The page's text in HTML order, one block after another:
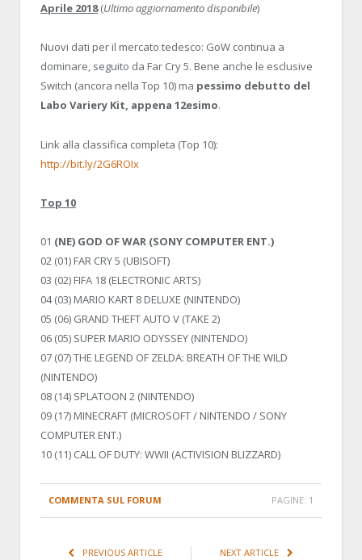
Aprile 2018(Ultimo aggiornamento disponibile)
Nuovi dati per il mercato tedesco: GoW continua a
dominare, seguito da Far Cry 5. Bene anche le esclusive
Switch (ancora nella Top 10) ma pessimo debutto del
Labo Variery Kit, appena 12esimo.
Link alla classifica completa (Top 10):
http://bit.ly/2G6ROIx
Top 10
01 (NE) GOD OF WAR (SONY COMPUTER ENT.)
02 (01) FAR CRY 5 (UBISOFT)
03 (02) FIFA 18 (ELECTRONIC ARTS)
04 (03) MARIO KART 8 DELUXE (NINTENDO)
05 (06) GRAND THEFT AUTO V (TAKE 2)
06 (05) SUPER MARIO ODYSSEY (NINTENDO)
07 (07) THE LEGEND OF ZELDA: BREATH OF THE WILD
(NINTENDO)
08 (14) SPLATOON 2 (NINTENDO)
09 (17) MINECRAFT (MICROSOFT / NINTENDO / SONY
COMPUTER ENT.)
10 (11) CALL OF DUTY: WWII (ACTIVISION BLIZZARD)
COMMENTA SUL FORUM PAGINE: 1
PREVIOUS ARTICLE NEXT ARTICLE